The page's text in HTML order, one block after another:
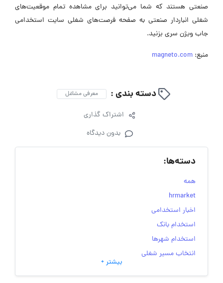
صنعتی هستند که شما می‌توانید برای مشاهده تمام موقعیت‌های
شغلی انباردار صنعتی به صفحه فرصت‌های شغلی سایت استخدامی
جاب ویژن سری بزنید.
منبع: magneto.com
دسته بندی : معرفی مشاغل
اشتراک گذاری
بدون دیدگاه
دسته‌ها:
همه
hrmarket
اخبار استخدامی
استخدام بانک
استخدام شهرها
انتخاب مسیر شغلی
به‌روزرسانی‌های سایت (کارجویی)
بیشتر +